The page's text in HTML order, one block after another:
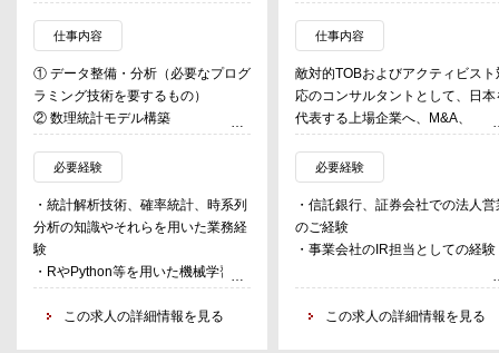
仕事内容
① データ整備・分析（必要なプログ
ラミング技術を要するもの）
② 数理統計モデル構築
③ サービス・商品開発および営業推
④ コンサルティング・サービス業務
全般
必要経験
・統計解析技術、確率統計、時系列
分析の知識やそれらを用いた業務経
験
・RやPython等を用いた機械学習モ
デルや一般化線形モデル(GLM)の開
発業務経験
この求人の詳細情報を見る
仕事内容
敵対的TOBおよびアクティビスト
応のコンサルタントとして、日本
代表する上場企業へ、M&A、
ProxyFight、アクティビスト対応
の＜戦略的コンサルティング＞に
事する。
平時の株主対応支援からアクティ
スト対応、プロキシー・ファイト
投資銀行業務、経営支配権にかか
内容となる。
必要経験
・信託銀行、証券会社での法人営
のご経験
・事業会社のIR担当としての経験
この求人の詳細情報を見る